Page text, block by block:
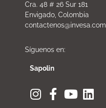
Cra. 48 # 26 Sur 181
Envigado, Colombia
contactenos@invesa.com
Síguenos en:
Sapolin